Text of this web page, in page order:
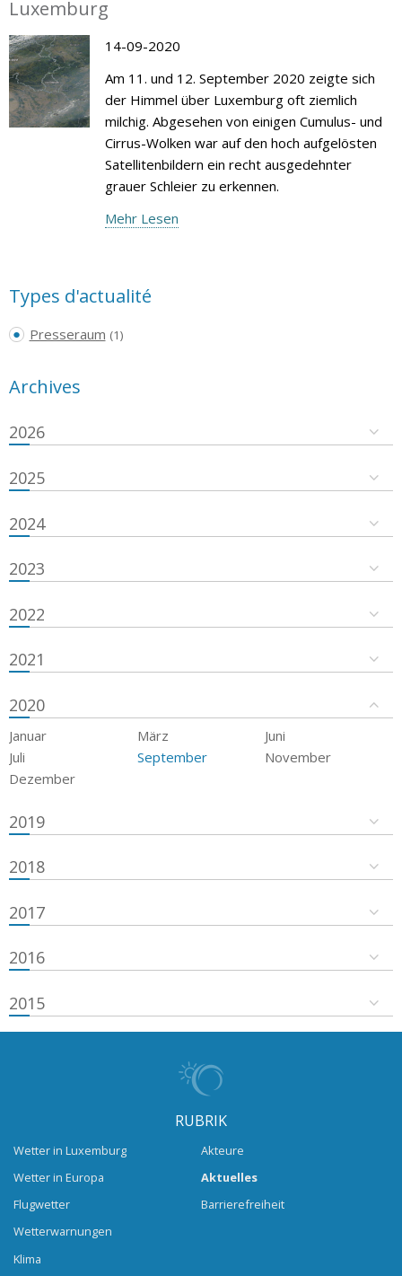
Luxemburg
14-09-2020
Am 11. und 12. September 2020 zeigte sich
der Himmel über Luxemburg oft ziemlich
milchig. Abgesehen von einigen Cumulus- und
Cirrus-Wolken war auf den hoch aufgelösten
Satellitenbildern ein recht ausgedehnter
grauer Schleier zu erkennen.
Mehr Lesen
Types d'actualité
Presseraum (1)
Archives
2026
2025
2024
2023
2022
2021
2020
Januar März
Juni
Juli
September
November
Dezember
2019
2018
2017
2016
2015
RUBRIK
Wetter in Luxemburg
Wetter in Europa
Flugwetter
Wetterwarnungen
Klima
Akteure
Aktuelles
Barrierefreiheit